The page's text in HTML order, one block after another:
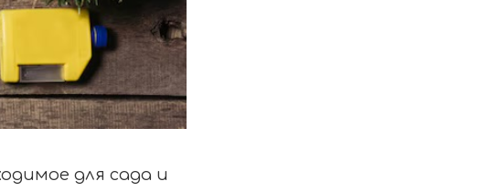
для сада и